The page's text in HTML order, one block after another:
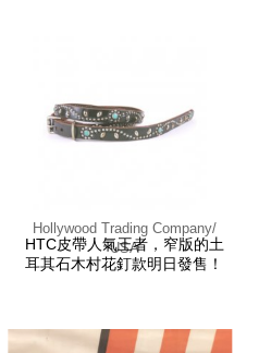
Hollywood Trading Company/
USA
HTC皮帶人氣王者，窄版的土
耳其石木村花釘款明日發售！